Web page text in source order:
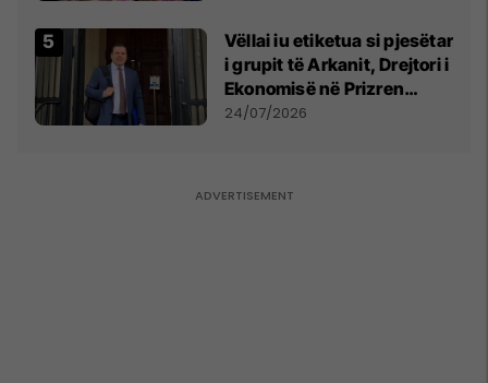
Vëllai iu etiketua si pjesëtar
i grupit të Arkanit, Drejtori i
Ekonomisë në Prizren
mohon pretendimet
24/07/2026